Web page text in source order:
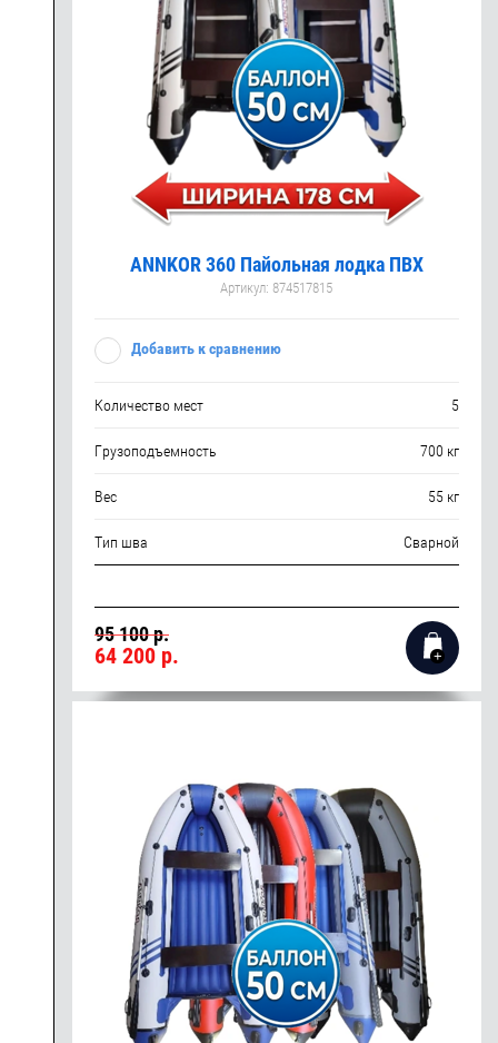
ANNKOR 360 Пайольная лодка ПВХ
Артикул: 874517815
Добавить к сравнению
Количество мест 5
Грузоподъемность 700 кг
Вес 55 кг
Тип шва Сварной
95 100 р.
64 200р.